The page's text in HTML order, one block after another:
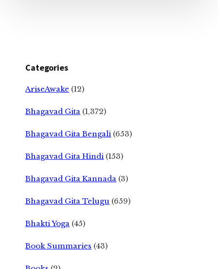
Categories
AriseAwake (12)
Bhagavad Gita (1,372)
Bhagavad Gita Bengali (653)
Bhagavad Gita Hindi (153)
Bhagavad Gita Kannada (3)
Bhagavad Gita Telugu (659)
Bhakti Yoga (45)
Book Summaries (43)